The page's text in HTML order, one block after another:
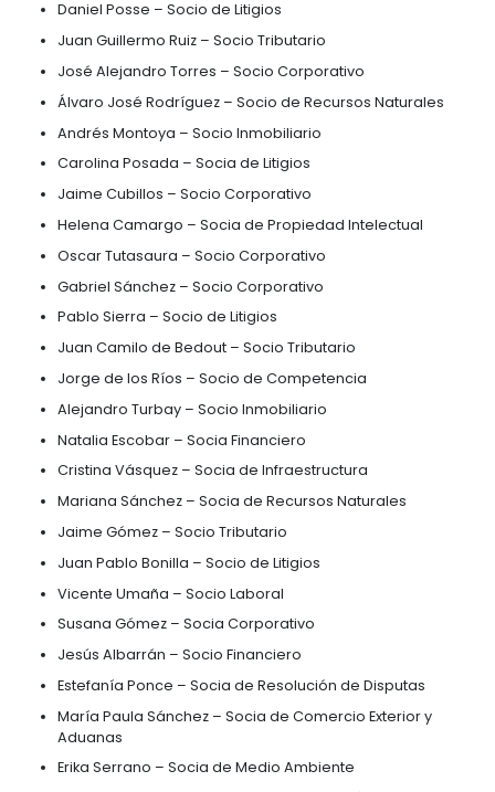
Outsourcing
de
servicios
-
BPO
Software
&
TI
Logística
Moda
y
textiles
6.
Propiedad
intelectual
7.
Impuestos,
aduanas
y
comercio
exterior
Régimen
de
zonas
francas
Principales Socios o Profesionales
Nuestra firma está liderada por un equipo de
amplia trayectoria en sus respectivas áreas de
Algunos de nuestros principales socios y socias
Jaime Herrera – Socio Corporativo / M&A
Daniel Posse – Socio de Litigios
Juan Guillermo Ruiz – Socio Tributario
José Alejandro Torres – Socio Corporativo
Álvaro José Rodríguez – Socio de Recursos
Andrés Montoya – Socio Inmobiliario
Carolina Posada – Socia de Litigios
Jaime Cubillos – Socio Corporativo
Helena Camargo – Socia de Propiedad
Oscar Tutasaura – Socio Corporativo
Gabriel Sánchez – Socio Corporativo
Pablo Sierra – Socio de Litigios